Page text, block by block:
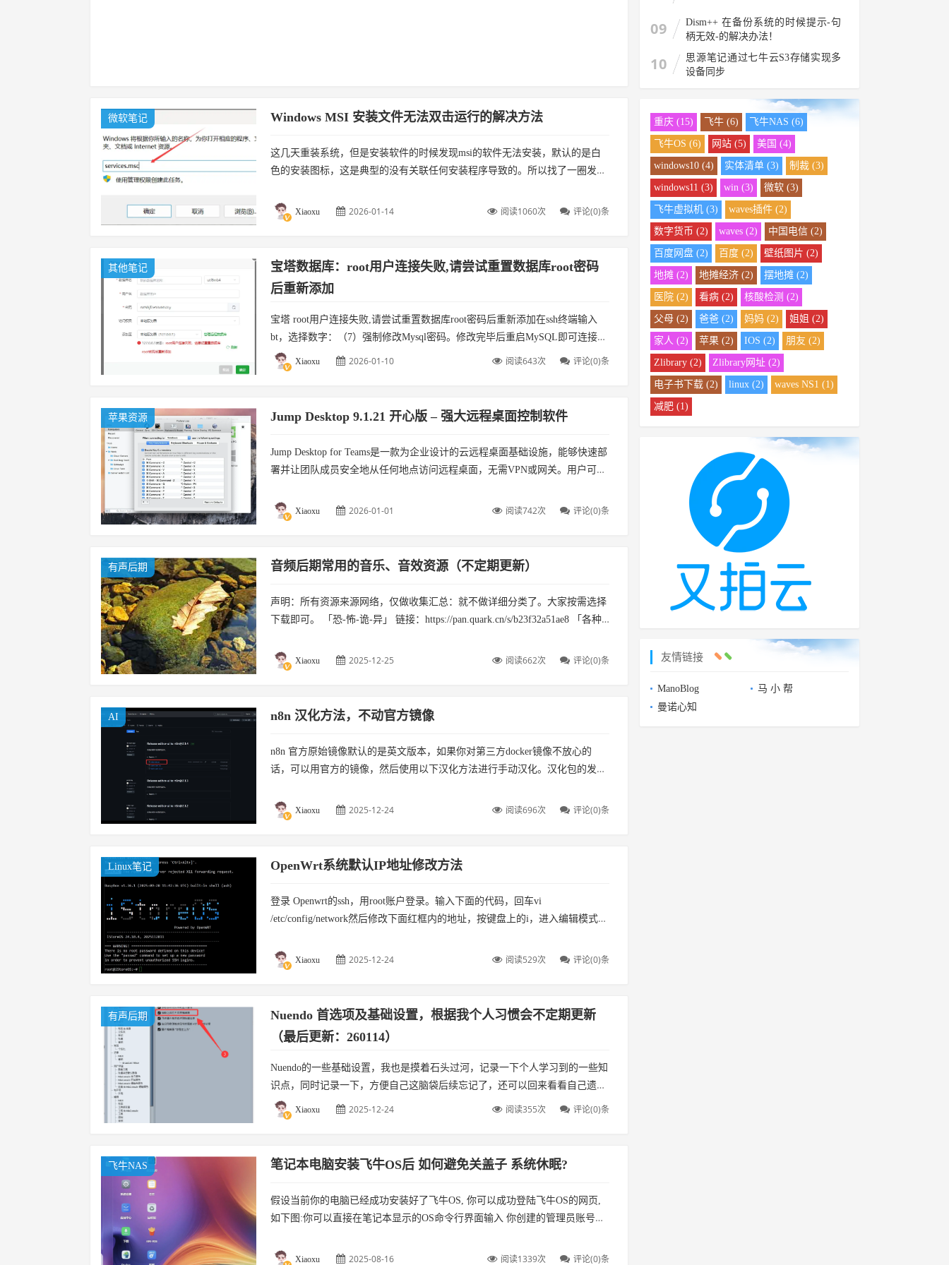
微软笔记 Windows MSI 安装文件无法双击运行的解决方法
这几天重装系统，但是安装软件的时候发现msi的软件无法安装，默认的是白
色的安装图标，这是典型的没有关联任何安装程序导致的。所以找了一圈发现
1. 基础...
Xiaoxu 2026-01-14 评论(0)条
阅读1060次
其他笔记
宝塔数据库：root用户连接失败,请尝试重置数据库root密码
后重新添加
宝塔 root用户连接失败,请尝试重置数据库root密码后重新添加在ssh终端输入
bt，选择数字：（7）强制修改Mysql密码。修改完毕后重启MySQL即可连接成
功
Xiaoxu 2026-01-10 评论(0)条
阅读643次
苹果资源 Jump Desktop 9.1.21 开心版 – 强大远程桌面控制软件
Jump Desktop for Teams是一款为企业设计的云远程桌面基础设施，能够快速部
署并让团队成员安全地从任何地点访问远程桌面，无需VPN或网关。用户可以
Xiaoxu 2026-01-01 评论(0)条
阅读742次
有声后期 音频后期常用的音乐、音效资源（不定期更新）
声明：所有资源来源网络，仅做收集汇总：就不做详细分类了。大家按需选择
下载即可。 「恐-怖-诡-异」 链接：https://pan.quark.cn/s/b23f32a51ae8 「各种
Xiaoxu 2025-12-25 评论(0)条
阅读662次
AI n8n 汉化方法，不动官方镜像
n8n 官方原始镜像默认的是英文版本，如果你对第三方docker镜像不放心的
话，可以用官方的镜像，然后使用以下汉化方法进行手动汉化。汉化包的发布
Xiaoxu 2025-12-24 评论(0)条
阅读696次
Linux笔记 OpenWrt系统默认IP地址修改方法
登录 Openwrt的ssh，用root账户登录。输入下面的代码，回车vi
/etc/config/network然后修改下面红框内的地址，按键盘上的i，进入编辑模式，
Xiaoxu 2025-12-24 评论(0)条
阅读529次
有声后期
Nuendo 首选项及基础设置，根据我个人习惯会不定期更新
（最后更新：260114）
Nuendo的一些基础设置，我也是摸着石头过河，记录一下个人学习到的一些知
识点，同时记录一下，方便自己这脑袋后续忘记了，还可以回来看看自己遗忘
掉的东西。一、首选项的部分设置1、加载VST插件以后默认打开所加载的插
件，...
Xiaoxu 2025-12-24 评论(0)条
阅读355次
飞牛NAS 笔记本电脑安装飞牛OS后 如何避免关盖子 系统休眠?
假设当前你的电脑已经成功安装好了飞牛OS, 你可以成功登陆飞牛OS的网页,
如下图:你可以直接在笔记本显示的OS命令行界面输入 你创建的管理员账号和
Xiaoxu 2025-08-16 评论(0)条
阅读1339次
09
Dism++ 在备份系统的时候提示-句
柄无效-的解决办法！
10
思源笔记通过七牛云S3存储实现多
设备同步
重庆 (15) 飞牛 (6) 飞牛NAS (6)
飞牛OS (6) 网站 (5) 美国 (4)
windows10 (4) 实体清单 (3) 制裁 (3)
windows11 (3) win (3) 微软 (3)
飞牛虚拟机 (3) waves插件 (2)
数字货币 (2) waves (2) 中国电信 (2)
百度网盘 (2) 百度 (2) 壁纸图片 (2)
地摊 (2) 地摊经济 (2) 摆地摊 (2)
医院 (2) 看病 (2) 核酸检测 (2)
父母 (2) 爸爸 (2) 妈妈 (2) 姐姐 (2)
家人 (2) 苹果 (2) IOS (2) 朋友 (2)
Zlibrary (2) Zlibrary网址 (2)
电子书下载 (2) linux (2) waves NS1 (1)
减肥 (1)
友情链接
ManoBlog
马 小 帮
曼诺心知